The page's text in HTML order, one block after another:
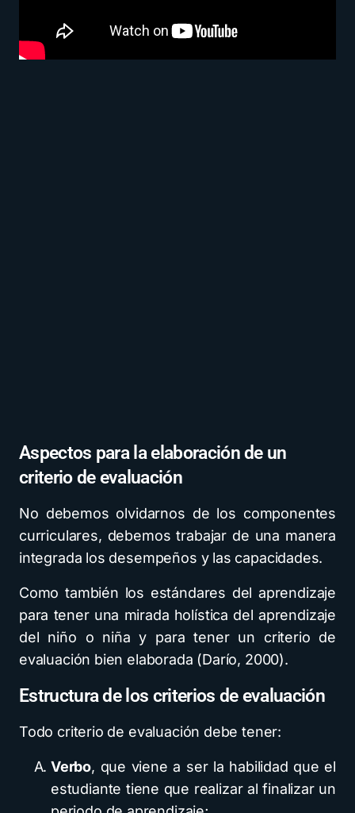
Aspectos para la elaboración de un
criterio de evaluación
No debemos olvidarnos de los componentes
curriculares, debemos trabajar de una manera
integrada los desempeños y las capacidades.
Como también los estándares del aprendizaje
para tener una mirada holística del aprendizaje
del niño o niña y para tener un criterio de
evaluación bien elaborada (Darío, 2000).
Estructura de los criterios de evaluación
Todo criterio de evaluación debe tener:
Verbo, que viene a ser la habilidad que el
estudiante tiene que realizar al finalizar un